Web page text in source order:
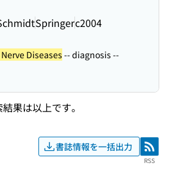
Springerc2004
Diseases -- diagnosis --
果は以上です。
書誌情報を一括出力 RSS
RSS